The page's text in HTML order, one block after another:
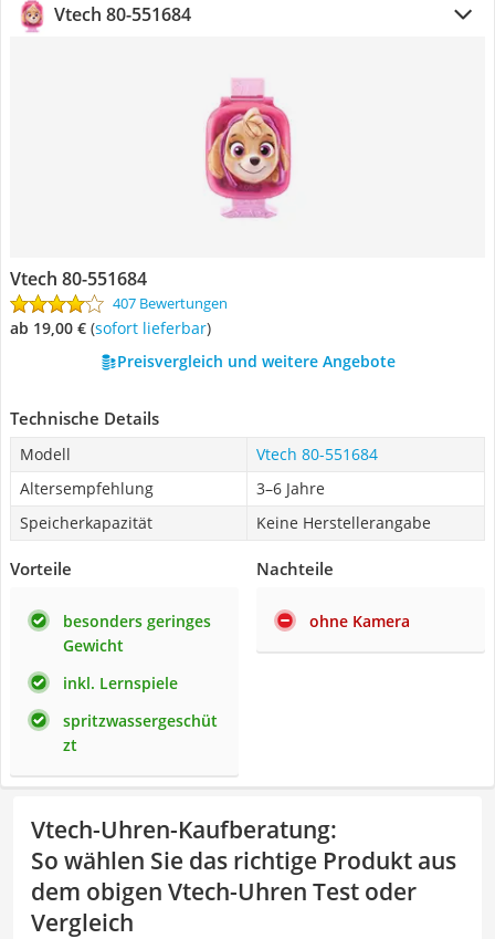
Vtech 80-551684
Vtech 80-551684
407 Bewertungen
ab 19,00 € ( Sofort lieferbar)
Preisvergleich und weitere Angebote
Technische Details
Modell
Vtech 80-551684
Altersempfehlung
3–6 Jahre
Speicherkapazität
Keine Herstellerangabe
Vorteile
besonders geringes
Gewicht
inkl. Lernspiele
spritzwassergeschüt
zt
Nachteile
ohne Kamera
Vtech-Uhren-Kaufberatung:
So wählen Sie das richtige Produkt aus
dem obigen Vtech-Uhren Test oder
Vergleich